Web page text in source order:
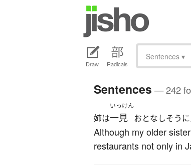
Draw Radicals
Sentences ▾
Sentences — 242
姉は
いっけん
一見 おとなしそう
Although my older
restaurants not only in